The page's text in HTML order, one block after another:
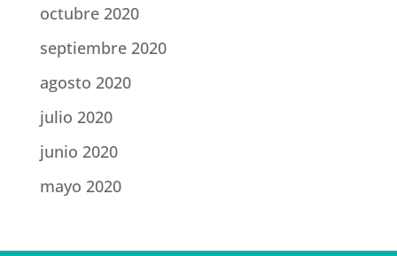
octubre 2020
septiembre 2020
agosto 2020
julio 2020
junio 2020
mayo 2020